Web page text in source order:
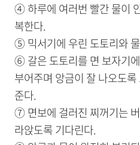
④ 하루에 여러번 빨간 물이
복한다.
⑤ 믹서기에 우린 도토리와
⑥ 갈은 도토리를 면 보자기
부어주며 앙금이 잘 나오도
준다.
⑦ 면보에 걸러진 찌꺼기는
라앉도록 기다린다.